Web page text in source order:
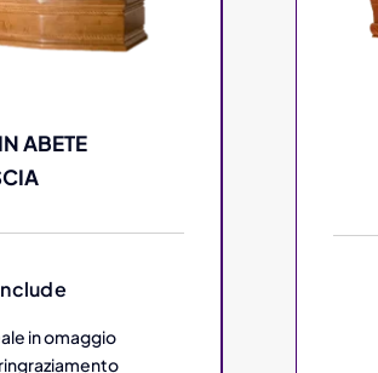
ABETE
in omaggio